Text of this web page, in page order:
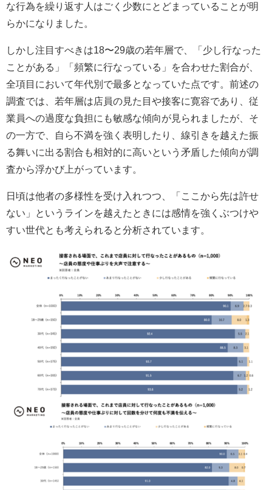
な行為を繰り返す人はごく少数にとどまっていることが明
らかになりました。
しかし注目すべきは18〜29歳の若年層で、「少し行なった
ことがある」「頻繁に行なっている」を合わせた割合が、
全項目において年代別で最多となっていた点です。前述の
調査では、若年層は店員の見た目や接客に寛容であり、従
業員への過度な負担にも敏感な傾向が見られましたが、そ
の一方で、自ら不満を強く表明したり、線引きを越えた振
る舞いに出る割合も相対的に高いという矛盾した傾向が調
査から浮かび上がっています。
日頃は他者の多様性を受け入れつつ、「ここから先は許せ
ない」というラインを越えたときには感情を強くぶつけや
すい世代とも考えられると分析されています。